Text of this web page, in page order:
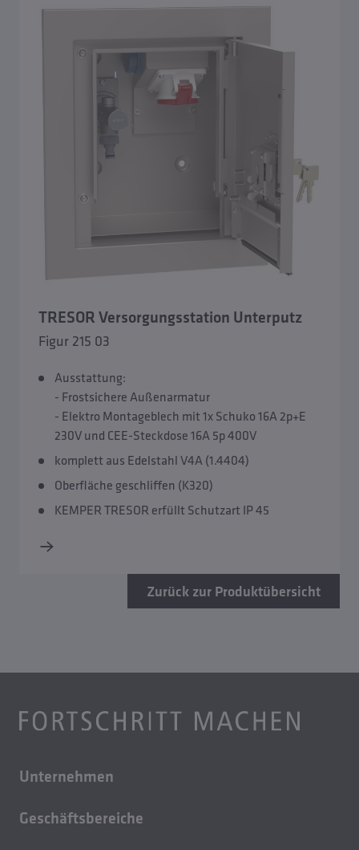
TRESOR Versorgungsstation Unterputz
Figur 215 03
Ausstattung:
- Frostsichere Außenarmatur
- Elektro Montageblech mit 1x Schuko 16A 2p+E
230V und CEE-Steckdose 16A 5p 400V
komplett aus Edelstahl V4A (1.4404)
Oberfläche geschliffen (K320)
KEMPER TRESOR erfüllt Schutzart IP 45
Zurück zur Produktübersicht
Unternehmen
Karriere
Geschäftsbereiche